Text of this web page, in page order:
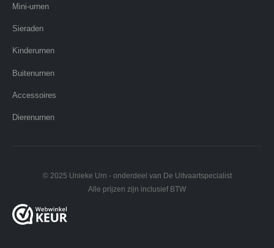
Mini-urnen
Sieraden
Kinderurnen
Buitenurnen
Accessoires
Dierenurnen
© 2025 Unieke Urn - onderdeel van De Uitvaartspecialist
Alle prijzen zijn inclusief BTW